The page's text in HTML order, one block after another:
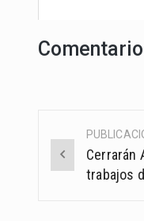
Post
navigation
Cerrarán
trabajos